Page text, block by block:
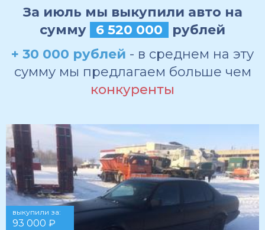
За июль мы выкупили авто на
сумму
6 520 000
рублей
+ 30 000 рублей - в среднем на эту
сумму мы предлагаем больше чем
конкуренты
выкупили за:
93 000 ₽